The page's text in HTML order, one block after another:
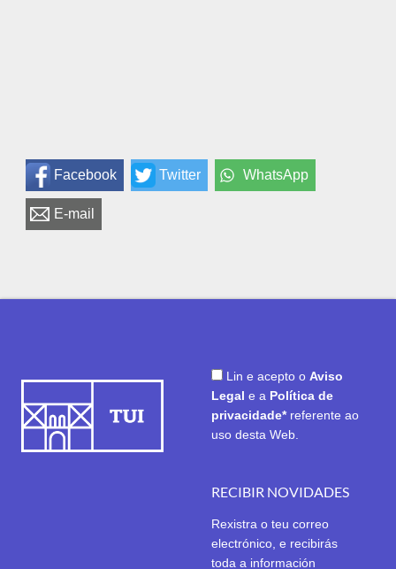
Facebook Twitter WhatsApp
E-mail
Lin e acepto o Aviso
Legal e a Política de
privacidade* referente ao
uso desta Web.
RECIBIR NOVIDADES
Rexistra o teu correo
electrónico, e recibirás
toda a información